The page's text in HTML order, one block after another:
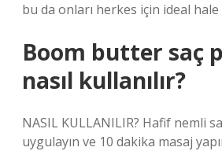
bu da onları herkes için ideal
Boom butter saç
nasıl kullanılır?
NASIL KULLANILIR? Hafif nemli
uygulayın ve 10 dakika masaj